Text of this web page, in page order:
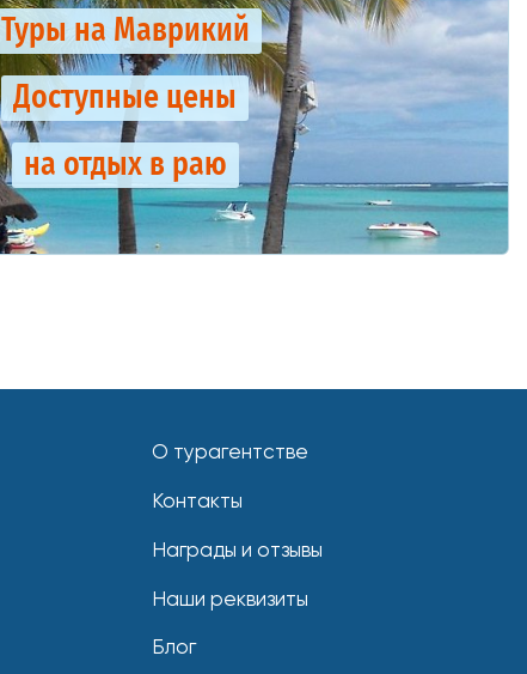
Туры на Маврикий
Доступные цены
на отдых в раю
О турагентстве
Контакты
Награды и отзывы
Наши реквизиты
Блог